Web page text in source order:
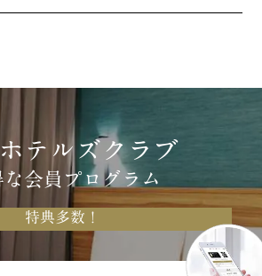
テルズクラブ
な会員プログラム
特典多数！